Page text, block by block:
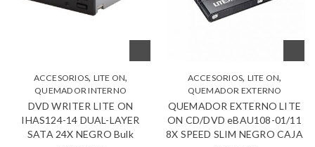
ACCESORIOS, LITE ON,
QUEMADOR INTERNO
DVD WRITER LITE ON
IHAS124-14 DUAL-LAYER
SATA 24X NEGRO Bulk
ACCESORIOS, LITE ON,
QUEMADOR EXTERNO
QUEMADOR EXTERNO LITE
ON CD/DVD eBAU108-01/11
8X SPEED SLIM NEGRO CAJA